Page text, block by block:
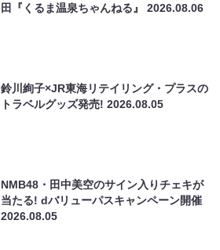
田『くるま温泉ちゃんねる』2026.08.06
鈴川絢子×JR東海リテイリング・プラスの
トラベルグッズ発売!2026.08.05
NMB48・田中美空のサイン入りチェキが
当たる! dバリューパスキャンペーン開催
2026.08.05